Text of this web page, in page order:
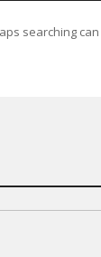
searching